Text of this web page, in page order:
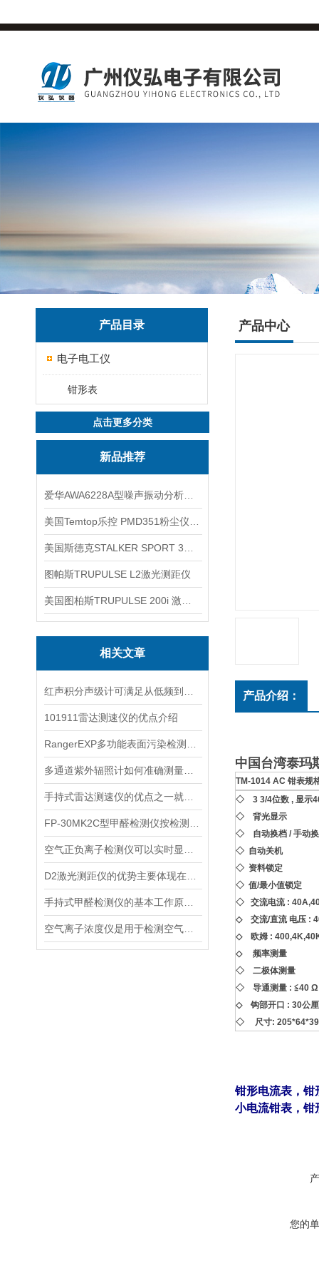
产品目录
电子电工仪
钳形表
点击更多分类
新品推荐
图帕斯TRUPULSE L2激光测距仪
相关文章
101911雷达测速仪的优点介绍
产品中心
产品介绍：
中国台湾泰玛
TM-1014 AC 钳表规
◇ 3 3/4位数 , 显示
◇ 背光显示
◇ 自动换档 / 手动
◇ 自动关机
◇ 资料锁定
◇ 值/最小值锁定
◇ 交流电流 :
◇ 交流/直流 电压 :
◇ 欧姆 :
◇ 频率测量
◇ 二极体测量
◇ 导通测量 : ≦40 Ω
◇ 钩部开口 : 30公厘
◇ 尺寸:
钳形电流表 ， 钳
小电流钳表 ， 钳
您的